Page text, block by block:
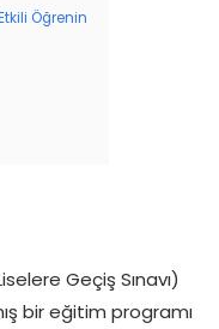
Öğrenin
Geçiş Sınavı)
bir eğitim programı